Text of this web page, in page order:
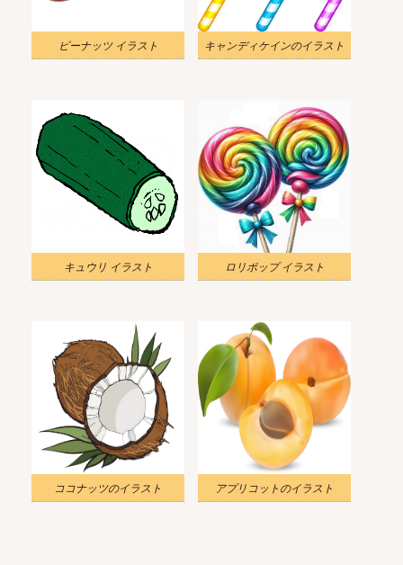
ピーナッツ イラスト キャンディケインのイラスト
キュウリ イラスト ロリポップ イラスト
ココナッツのイラスト アプリコットのイラスト